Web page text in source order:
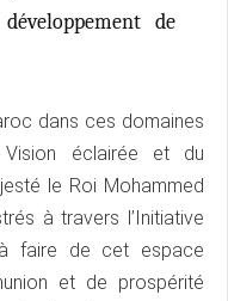
de
dans ces domaines
éclairée et du
le Roi Mohammed
à travers l’Initiative
à faire de cet espace
et de prospérité